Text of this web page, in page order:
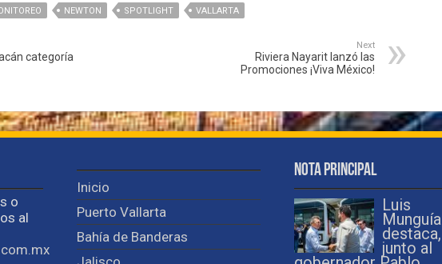
NEWTON SPOTLIGHT VALLARTA
categoría
Next
Riviera Nayarit lanzó las
Promociones ¡Viva México!
o
al
Inicio
Puerto Vallarta
Bahía de Banderas
Nota Principal
Luis
Munguía
destaca,
junto al